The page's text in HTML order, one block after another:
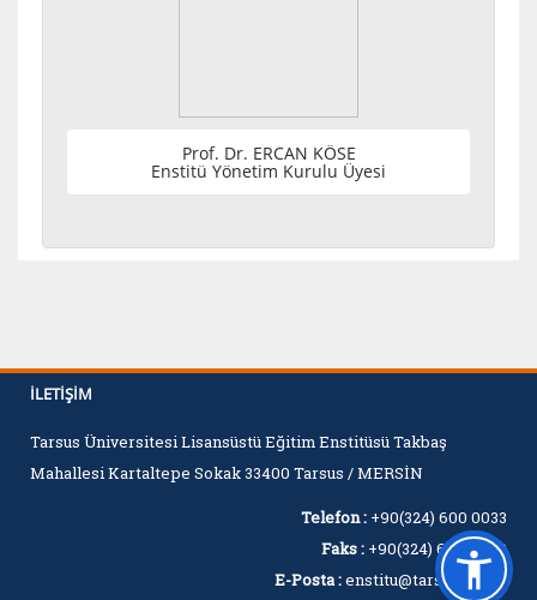
Prof. Dr. ERCAN KÖSE
Enstitü Yönetim Kurulu Üyesi
İLETIŞIM
Tarsus Üniversitesi Lisansüstü Eğitim Enstitüsü Takbaş
Mahallesi Kartaltepe Sokak 33400 Tarsus / MERSİN
Telefon : +90(324) 600 0033
Faks : +90(324) 600 0060
E-Posta :enstitu@tarsus.edu.tr